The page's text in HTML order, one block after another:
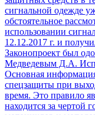
сигнальной одежде
обстоятельное
использовании
12.12.2017 г. и
Законопроект был
Медведевым Д.А.
Основная
спецзащиты при
время. Это правило
находится за чертой